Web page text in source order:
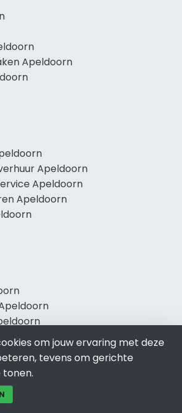
Apeldoorn
Apeldoorn
Apeldoorn
Apeldoorn
Apeldoorn
om jouw ervaring met deze
tevens om gerichte